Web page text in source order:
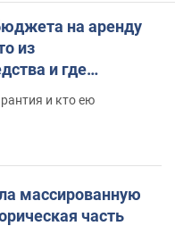
на аренду
из
и где
и кто ею
массированную
часть